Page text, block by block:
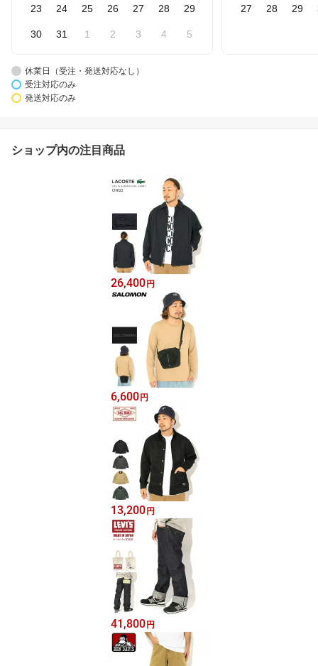
23 24 25 26 27 28 29
30 31 1 2 3 4 5
27 28 29
休業日（受注・発送対応なし）
受注対応のみ
発送対応のみ
ショップ内の注目商品
26,400 円
6,600 円
13,200 円
41,800 円